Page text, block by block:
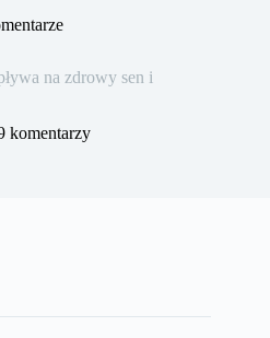
na zdrowy sen i
komentarzy